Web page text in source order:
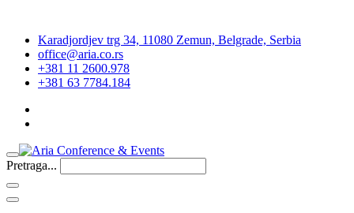
Karadjordjev trg 34, 11080 Zemun, Belgrade, Serbia
office@aria.co.rs
+381 11 2600.978
+381 63 7784.184
Pretraga...